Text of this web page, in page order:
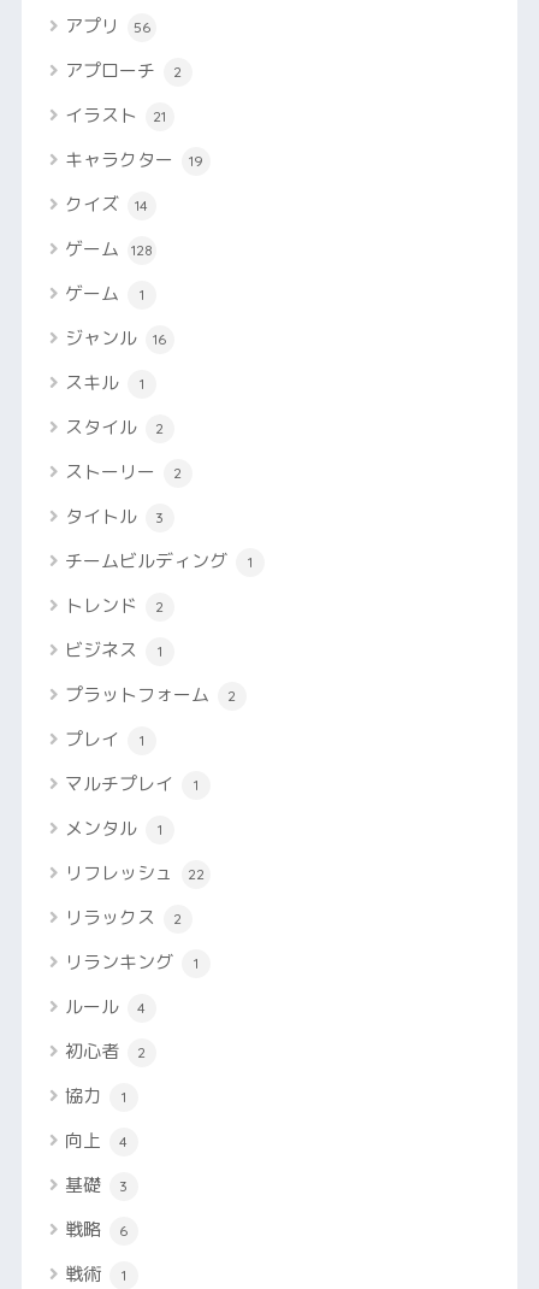
アプリ 56
アプローチ 2
イラスト 21
キャラクター 19
クイズ 14
ゲーム 128
ゲーム 1
ジャンル 16
スキル 1
スタイル 2
ストーリー 2
タイトル 3
チームビルディング 1
トレンド 2
ビジネス 1
プラットフォーム 2
プレイ 1
マルチプレイ 1
メンタル 1
リフレッシュ 22
リラックス 2
リランキング 1
ルール 4
初心者 2
協力 1
向上 4
基礎 3
戦略 6
戦術 1